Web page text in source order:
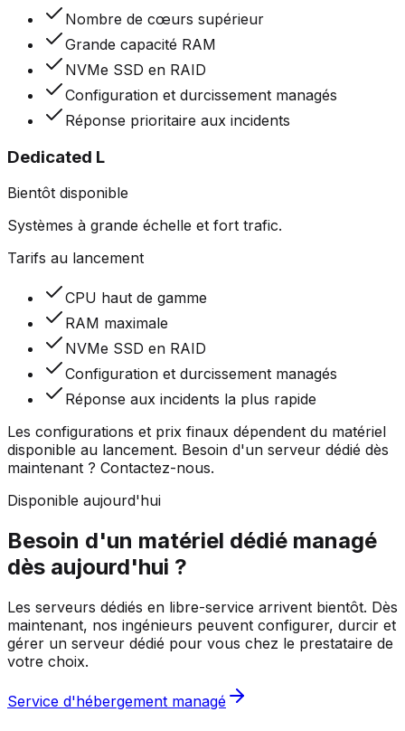
Nombre de cœurs supérieur
Grande capacité RAM
NVMe SSD en RAID
Configuration et durcissement managés
Réponse prioritaire aux incidents
Dedicated L
Bientôt disponible
Systèmes à grande échelle et fort trafic.
Tarifs au lancement
CPU haut de gamme
RAM maximale
NVMe SSD en RAID
Configuration et durcissement managés
Réponse aux incidents la plus rapide
Les configurations et prix finaux dépendent du matériel
disponible au lancement. Besoin d'un serveur dédié dès
maintenant ? Contactez-nous.
Disponible aujourd'hui
Besoin d'un matériel dédié managé
dès aujourd'hui ?
Les serveurs dédiés en libre-service arrivent bientôt. Dès
maintenant, nos ingénieurs peuvent configurer, durcir et
gérer un serveur dédié pour vous chez le prestataire de
votre choix.
Service d'hébergement managé